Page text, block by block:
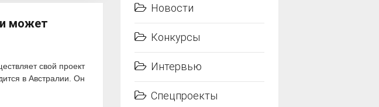
может
свой проект
в Австралии. Он
Новости
Конкурсы
Интервью
Спецпроекты